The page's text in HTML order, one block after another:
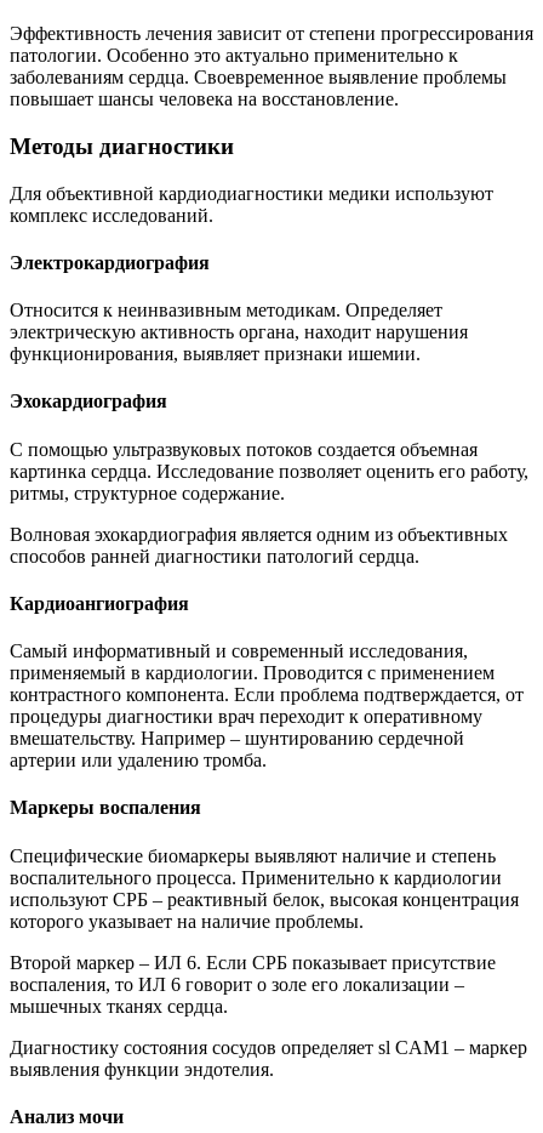
Эффективность лечения зависит от степени прогрессирования
патологии. Особенно это актуально применительно к
заболеваниям сердца. Своевременное выявление проблемы
повышает шансы человека на восстановление.
Методы диагностики
Для объективной кардиодиагностики медики используют
комплекс исследований.
Электрокардиография
Относится к неинвазивным методикам. Определяет
электрическую активность органа, находит нарушения
функционирования, выявляет признаки ишемии.
Эхокардиография
С помощью ультразвуковых потоков создается объемная
картинка сердца. Исследование позволяет оценить его работу,
ритмы, структурное содержание.
Волновая эхокардиография является одним из объективных
способов ранней диагностики патологий сердца.
Кардиоангиография
Самый информативный и современный исследования,
применяемый в кардиологии. Проводится с применением
контрастного компонента. Если проблема подтверждается, от
процедуры диагностики врач переходит к оперативному
вмешательству. Например – шунтированию сердечной
артерии или удалению тромба.
Маркеры воспаления
Специфические биомаркеры выявляют наличие и степень
воспалительного процесса. Применительно к кардиологии
используют СРБ – реактивный белок, высокая концентрация
которого указывает на наличие проблемы.
Второй маркер – ИЛ 6. Если СРБ показывает присутствие
воспаления, то ИЛ 6 говорит о золе его локализации –
мышечных тканях сердца.
Диагностику состояния сосудов определяет sl CAM1 – маркер
выявления функции эндотелия.
Анализ мочи